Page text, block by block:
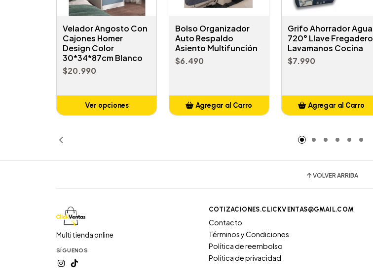
Velador Angosto Con
Cajones Homer
Design Color
30*34*87cm Blanco
$20.990
Ver opciones
Bolso Organizador
Auto Respaldo
Asiento Multifunción
$6.490
Agregar al Carro
Grifo Ahorrador Agua
720° Llave Fregadero
Lavamanos Cocina
$7.990
Agregar al Carro
VOLVER ARRIBA
Multi tienda online
SÍGUENOS
COTIZACIONES.CLICKVENTAS@GMAIL.COM
Contacto
Términos y Condiciones
Política de reembolso
Política de privacidad